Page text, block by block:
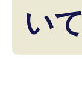
いて